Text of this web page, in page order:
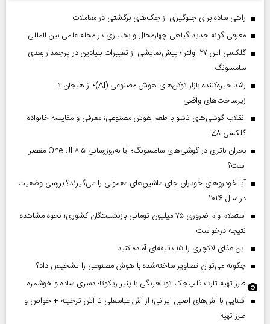
راهی ساده برای جلوگیری از چک‌های برگشتی در معاملات
معرفی گونه جدید گیاهی چهارمحال و بختیاری در مجله علمی بین المللی
گلکسی اس ۲۷ اولترا؛ پیش‌نمایشی از تغییرات بنیادین در پرچمدار بعدی
سامسونگ
رشد خیره‌کننده بازار توکن‌های هوش مصنوعی (AI)؛ از هیجان تا
زیرساخت‌های واقعی
انقلاب گوشی‌های تاشو‌ با طعم هوش مصنوعی؛ معرفی و مقایسه خانواده
گلکسی Z۸
بحران باتری در گوشی‌های سامسونگ؛ آیا به‌روزرسانی One UI ۸.۵ مقصر
است؟
آیا خودروهای خودران جای ماشین‌های معمولی را می‌گیرند؟ بررسی وضعیت
در سال ۲۰۲۶
استعلام وام ضروری ۷۵ میلیون تومانی بازنشستگان کشوری؛ نحوه مشاهده
نتیجه درخواست
این غذای لاکچری را ۱۵ دقیقه‌ای آماده کنید
چگونه می‌توان تصاویر ساخته‌شده با هوش مصنوعی را تشخیص داد؟
طرز تهیه تارت فلپ‌جک توت‌فرنگی با پنیر ریکوتا؛ دسری ساده و خوشمزه
آشنایی با آش‌های اصیل ایرانی؛ از آش عباسعلی تا آش ترخینه + خواص و
طرز تهیه